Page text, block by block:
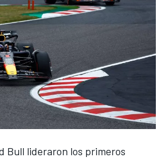
Bull lideraron los primeros